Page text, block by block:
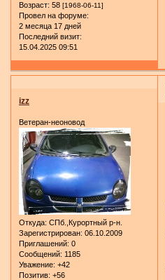
Возраст: 58 [1968-06-11]
Провел на форуме:
2 месяца 17 дней
Последний визит:
15.04.2025 09:51
izz
Ветеран-неоновод
Откуда: СПб.,Курортный р-н.
Зарегистрирован: 06.10.2009
Приглашений: 0
Сообщений: 1185
Уважение: +42
Позитив: +56